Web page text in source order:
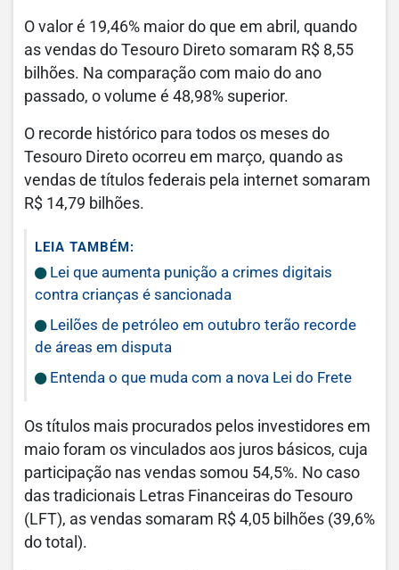
O valor é 19,46% maior do que em abril, quando
as vendas do Tesouro Direto somaram R$ 8,55
bilhões. Na comparação com maio do ano
passado, o volume é 48,98% superior.
O recorde histórico para todos os meses do
Tesouro Direto ocorreu em março, quando as
vendas de títulos federais pela internet somaram
R$ 14,79 bilhões.
LEIA TAMBÉM:
Lei que aumenta punição a crimes digitais
contra crianças é sancionada
Leilões de petróleo em outubro terão recorde
de áreas em disputa
Entenda o que muda com a nova Lei do Frete
Os títulos mais procurados pelos investidores em
maio foram os vinculados aos juros básicos, cuja
participação nas vendas somou 54,5%. No caso
das tradicionais Letras Financeiras do Tesouro
(LFT), as vendas somaram R$ 4,05 bilhões (39,6%
do total).